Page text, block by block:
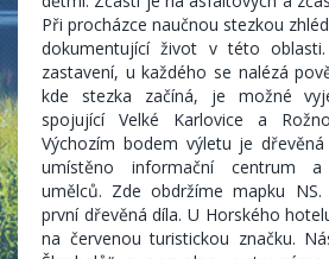
Při procházce naučnou stezkou
dokumentující život v této
zastavení, u každého se nalézá
kde stezka začíná, je možné
spojující Velké Karlovice a
Výchozím bodem výletu je
umístěno informační centrum a
umělců. Zde obdržíme mapku
první dřevěná díla. U Horského
na červenou turistickou značku.